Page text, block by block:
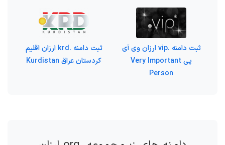
ثبت دامنه .vip ارزان وی آی
پی Very Important
Person
ثبت دامنه .krd ارزان اقلیم
کردستان عراق Kurdistan